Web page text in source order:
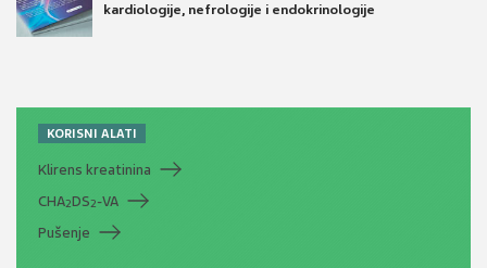
kardiologije, nefrologije i endokrinologije
KORISNI ALATI
Klirens kreatinina
CHA2DS2-VA
Pušenje